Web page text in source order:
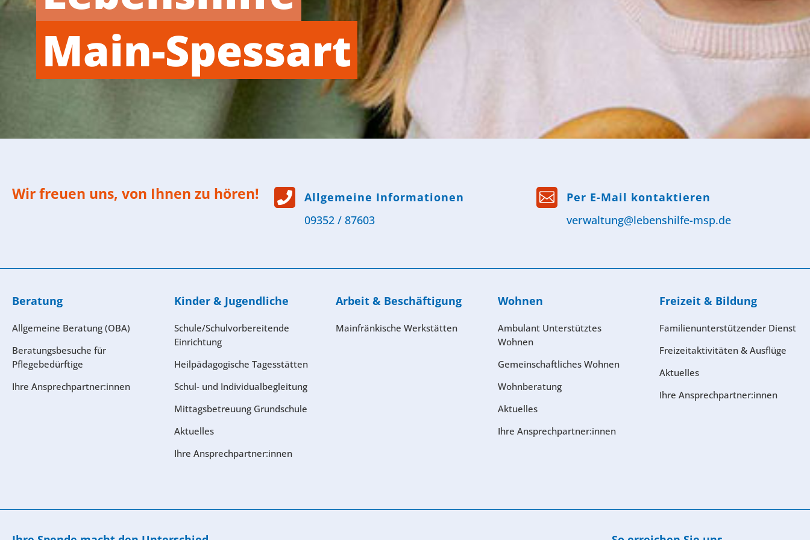
Main-Spessart
Wir freuen uns, von Ihnen zu hören! 
Allgemeine Informationen
09352 / 87603

Per E-Mail kontaktieren
verwaltung@lebenshilfe-msp.de
Beratung
Allgemeine Beratung (OBA)
Beratungsbesuche für
Pflegebedürftige
Ihre Ansprech­partner:innen
Kinder & Jugendliche
Schule/Schulvorbereitende
Einrichtung
Heilpädagogische Tagesstätten
Schul- und Individualbegleitung
Mittagsbetreuung Grundschule
Aktuelles
Ihre Ansprech­partner:innen
Arbeit & Beschäftigung
Mainfränkische Werkstätten
Wohnen
Ambulant Unterstütztes
Wohnen
Gemeinschaftliches Wohnen
Wohnberatung
Aktuelles
Ihre Ansprech­partner:innen
Freizeit & Bildung
Familienunterstützender Dienst
Freizeitaktivitäten & Ausflüge
Aktuelles
Ihre Ansprechpartner:innen